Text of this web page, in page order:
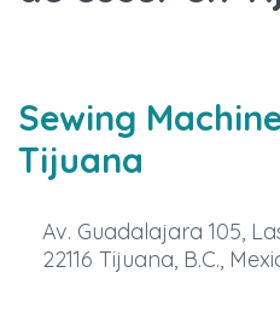
Sewing
Tijuana
Av. Guadalajara 105,
22116 Tijuana, B.C.,